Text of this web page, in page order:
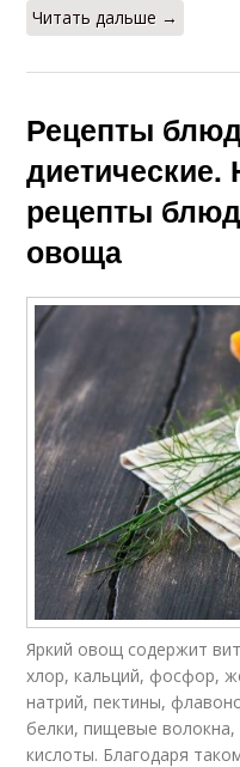
Читать дальше →
Рецепты
рецепты
овоща
Яркий овощ содержит
хлор, кальций, фосфор,
натрий, пектины,
белки, пищевые
кислоты. Благодаря